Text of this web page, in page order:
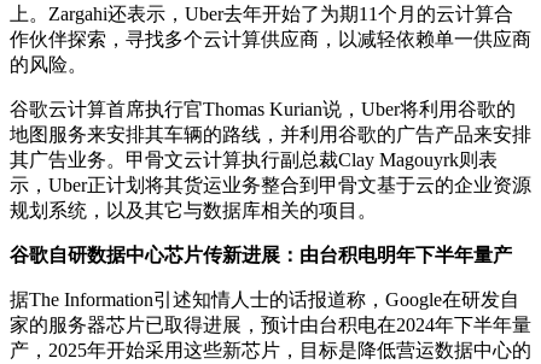
上。Zargahi还表示，Uber去年开始了为期11个月的云计算合
作伙伴探索，寻找多个云计算供应商，以减轻依赖单一供应商
的风险。
谷歌云计算首席执行官Thomas Kurian说，Uber将利用谷歌的
地图服务来安排其车辆的路线，并利用谷歌的广告产品来安排
其广告业务。甲骨文云计算执行副总裁Clay Magouyrk则表
示，Uber正计划将其货运业务整合到甲骨文基于云的企业资源
规划系统，以及其它与数据库相关的项目。
谷歌自研数据中心芯片传新进展：由台积电明年下半年量产
据The Information引述知情人士的话报道称，Google在研发自
家的服务器芯片已取得进展，预计由台积电在2024年下半年量
产，2025年开始采用这些新芯片，目标是降低营运数据中心的